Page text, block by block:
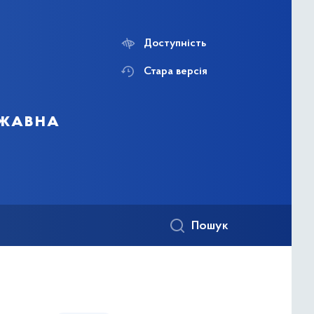
Доступність
Стара версія
Пошук